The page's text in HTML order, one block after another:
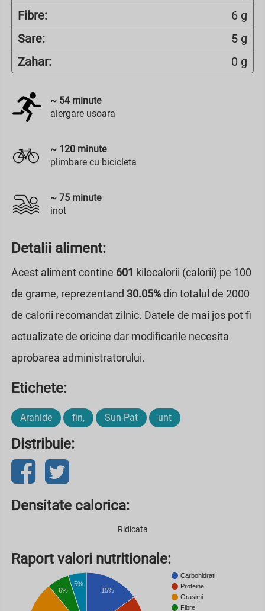
Fibre:
6 g
Sare:
5 g
Zahar:
0 g
~ 54minute
alergare usoara
~ 120 minute
plimbare cu bicicleta
~ 75 minute
inot
Detalii aliment:
Acest aliment contine 601 kilocalorii (calorii) pe 100
de grame, reprezentand 30.05%din totalul de 2000
de calorii recomandat zilnic. Datele de mai jos pot fi
actualizate de oricine dar modificarile necesita
aprobarea administratorului.
Etichete:
Arahide fin, Sun-Pat unt
Distribuie:
Densitate calorica:
Ridicata
Raport valori nutritionale:
Carbohidrati
Proteine
Grasimi
Fibre
15%
5%
6%